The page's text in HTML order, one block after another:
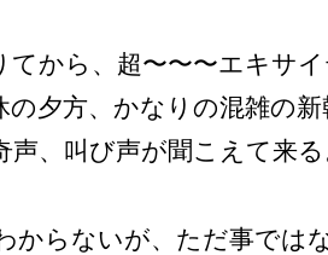
てから、超〜〜〜エキサ
の夕方、かなりの混雑の新
、叫び声が聞こえて来る
からないが、ただ事では